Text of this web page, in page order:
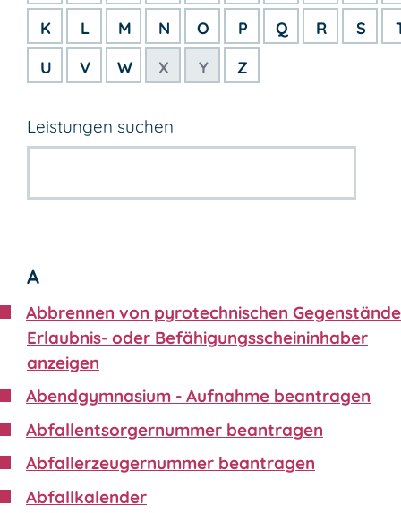
K
L M N O P Q R S
U
V W X Y Z
Leistungen suchen
A
Abbrennen von pyrotechnischen
Erlaubnis- oder Befähigungsscheininhaber
anzeigen
Abendgymnasium - Aufnahme beantragen
Abfallentsorgernummer beantragen
Abfallerzeugernummer beantragen
Abfallkalender